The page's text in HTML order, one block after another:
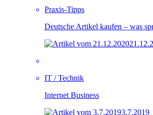
Praxis-Tipps
Deutsche Artikel kaufen – was
IT / Technik
Internet Business
3.7.2019